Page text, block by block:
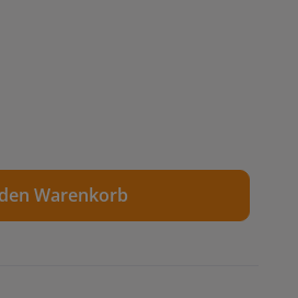
Wert ein oder
Warenkorb